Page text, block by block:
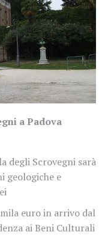
a Padova
degli Scrovegni sarà
geologiche e
euro in arrivo dal
ai Beni Culturali